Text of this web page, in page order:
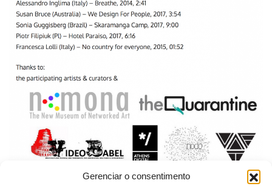
Gerenciar o consentimento